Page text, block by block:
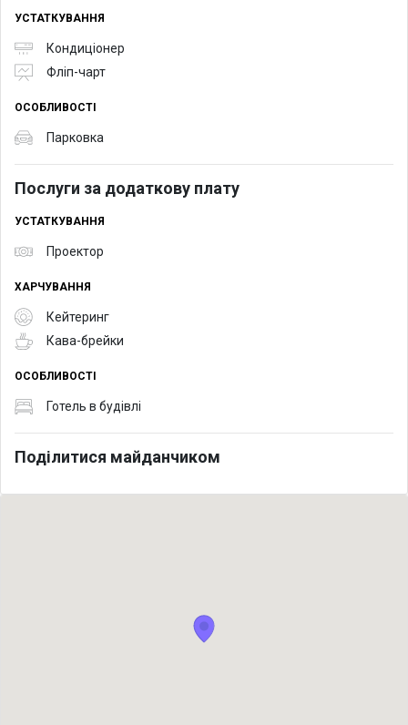
УСТАТКУВАННЯ
Кондиціонер
Фліп-чарт
ОСОБЛИВОСТІ
Парковка
Послуги за додаткову плату
УСТАТКУВАННЯ
Проектор
ХАРЧУВАННЯ
Кейтеринг
Кава-брейки
ОСОБЛИВОСТІ
Готель в будівлі
Поділитися майданчиком